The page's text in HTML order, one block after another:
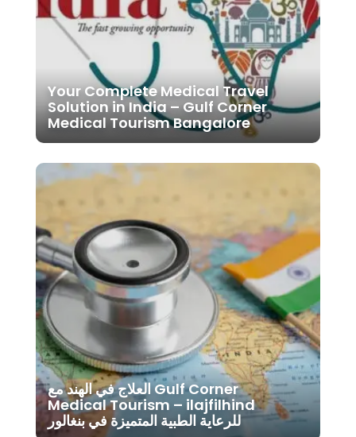
Your Complete Medical Travel
Solution in India – Gulf Corner
Medical Tourism Bangalore
العلاج في الهند مع Gulf Corner
Medical Tourism – ilajfilhind
للرعاية الطبية المتميزة في بنغالور